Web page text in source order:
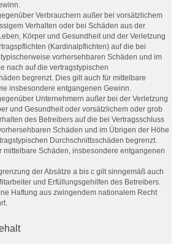
Verbrauchern außer bei vorsätzlichem
Verhalten oder bei Schäden aus der
Körper und Gesundheit und der Verletzung
(Kardinalpflichten) auf die bei
vorhersehbaren Schäden und im
nach auf die vertragstypischen
begrenzt. Dies gilt auch für mittelbare
insbesondere entgangenen Gewinn.
Unternehmern außer bei der Verletzung
und Gesundheit oder vorsätzlichem oder grob
des Betreibers auf die bei Vertragsschluss
Schäden und im Übrigen der Höhe
Durchschnittsschäden begrenzt.
mittelbare Schäden, insbesondere entgangenen
der Absätze a bis c gilt sinngemäß auch
und Erfüllungsgehilfen des Betreibers.
Haftung aus zwingendem nationalem Recht